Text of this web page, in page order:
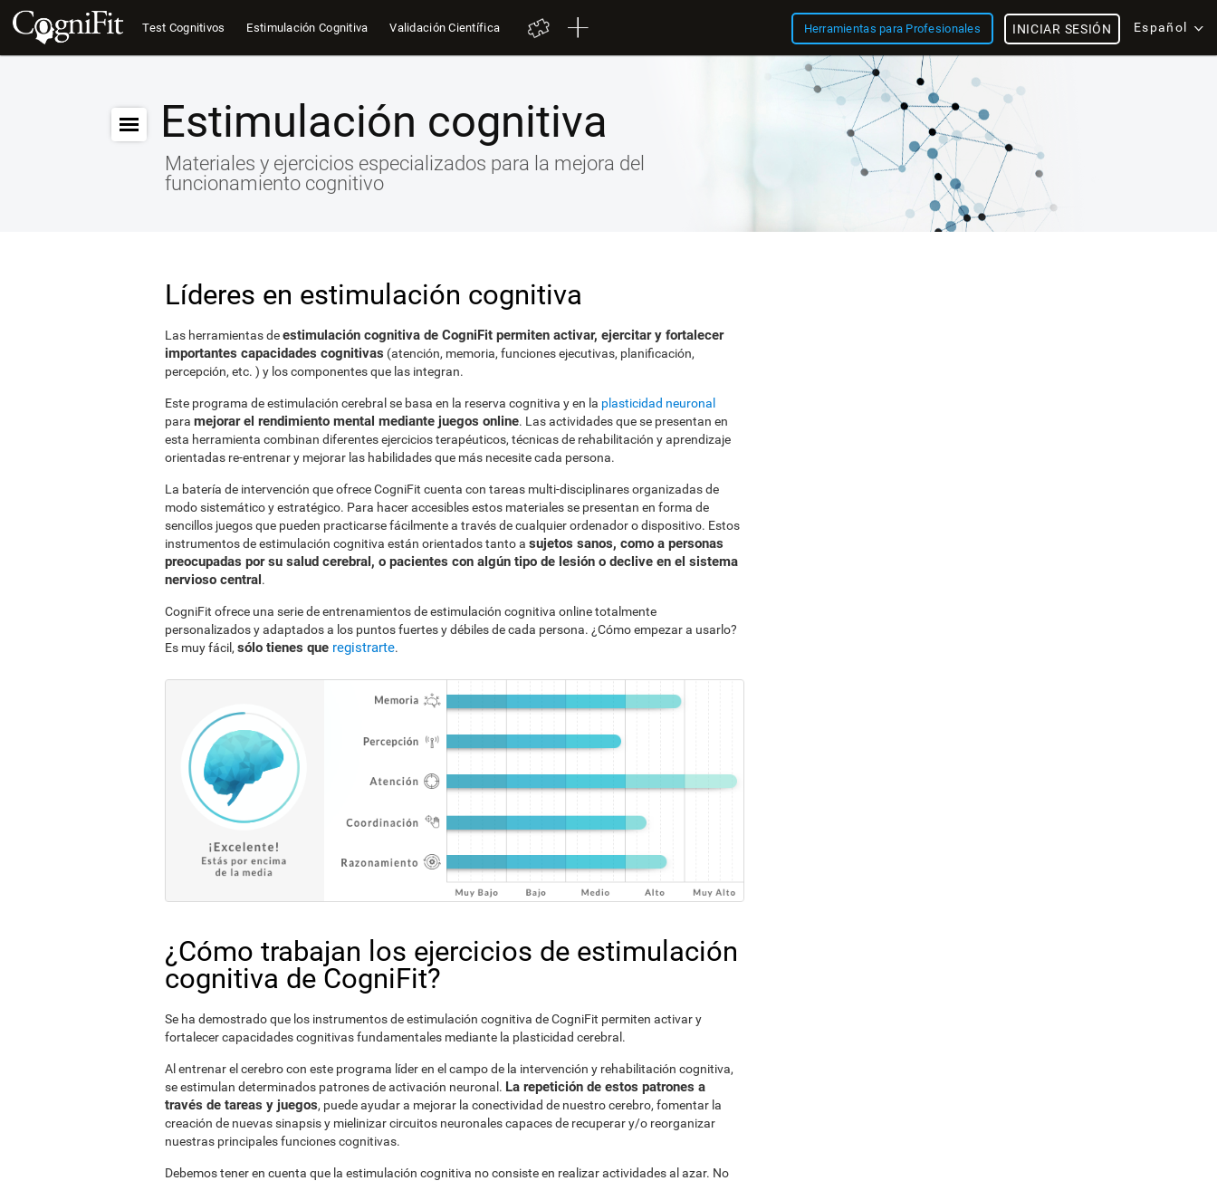
Test Cognitivos Estimulación Cognitiva Validación Científica Herramientas para Profesionales Español
INICIAR SESIÓN
Estimulación cognitiva
Materiales y ejercicios especializados para la mejora del
funcionamiento cognitivo
Líderes en estimulación cognitiva
Las herramientas deestimulación cognitiva de CogniFit permiten activar, ejercitar y fortalecer
importantes capacidades cognitivas (atención, memoria, funciones ejecutivas, planificación,
percepción, etc. ) y los componentes que las integran.
Este programa de estimulación cerebral se basa en la reserva cognitiva y en la plasticidad neuronal
para mejorar el rendimiento mental mediante juegos online. Las actividades que se presentan en
esta herramienta combinan diferentes ejercicios terapéuticos, técnicas de rehabilitación y aprendizaje
orientadas re-entrenar y mejorar las habilidades que más necesite cada persona.
La batería de intervención que ofrece CogniFit cuenta con tareas multi-disciplinares organizadas de
modo sistemático y estratégico. Para hacer accesibles estos materiales se presentan en forma de
sencillos juegos que pueden practicarse fácilmente a través de cualquier ordenador o dispositivo. Estos
instrumentos de estimulación cognitiva están orientados tanto a sujetos sanos, como a personas
preocupadas por su salud cerebral, o pacientes con algún tipo de lesión o declive en el sistema
nervioso central.
CogniFit ofrece una serie de entrenamientos de estimulación cognitiva online totalmente
personalizados y adaptados a los puntos fuertes y débiles de cada persona. ¿Cómo empezar a usarlo?
Es muy fácil, sólo tienes que registrarte.
¿Cómo trabajan los ejercicios de estimulación
cognitiva de CogniFit?
Se ha demostrado que los instrumentos de estimulación cognitiva de CogniFit permiten activar y
fortalecer capacidades cognitivas fundamentales mediante la plasticidad cerebral.
Al entrenar el cerebro con este programa líder en el campo de la intervención y rehabilitación cognitiva,
se estimulan determinados patrones de activación neuronal. La repetición de estos patrones a
través de tareas y juegos, puede ayudar a mejorar la conectividad de nuestro cerebro, fomentar la
creación de nuevas sinapsis y mielinizar circuitos neuronales capaces de recuperar y/o reorganizar
nuestras principales funciones cognitivas.
Debemos tener en cuenta que la estimulación cognitiva no consiste en realizar actividades al azar. No